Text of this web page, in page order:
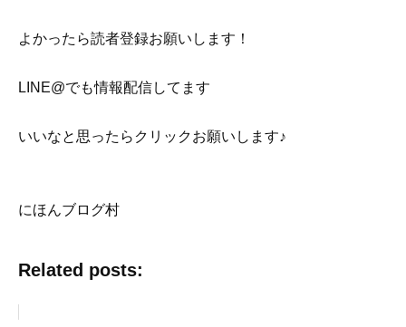
よかったら読者登録お願いします！
LINE@でも情報配信してます
いいなと思ったらクリックお願いします♪
にほんブログ村
Related posts: